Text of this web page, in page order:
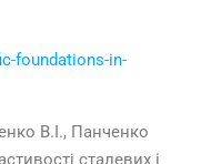
foundations-in-
В.І., Панченко
сталевих і